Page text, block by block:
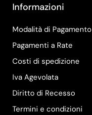
Informazioni
Modalità di Pagamento
Pagamenti a Rate
Costi di spedizione
Iva Agevolata
Diritto di Recesso
Termini e condizioni